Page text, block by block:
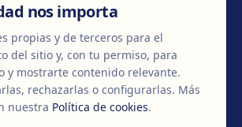
Clínica virtual
— Cirugía plástica, estética y reparadora
Política de Privacidad
nos importa
propias y de terceros para el
del sitio y, con tu permiso, para
y mostrarte contenido relevante.
rechazarlas o configurarlas. Más
nuestra Política de cookies.